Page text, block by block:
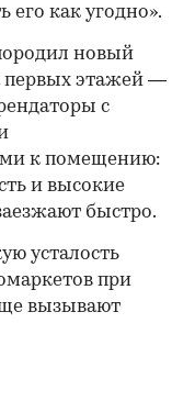
его как угодно».
новый
первых этажей —
с
к помещению:
и высокие
быстро.
усталость
при
вызывают